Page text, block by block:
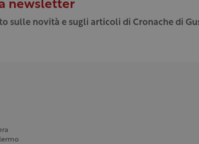
newsletter
sulle novità e sugli articoli di Cronache di